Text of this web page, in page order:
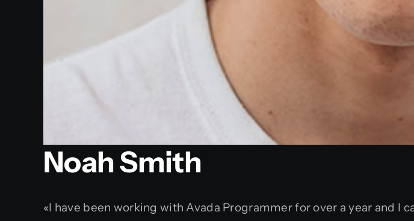
Noah Smith
«I have been working with Avada Programmer for over a year and I